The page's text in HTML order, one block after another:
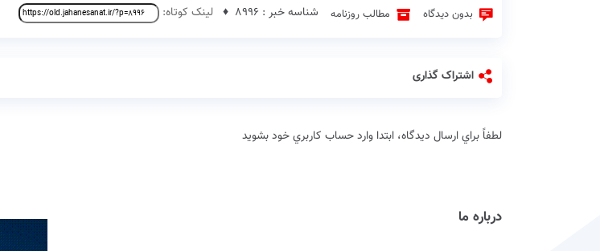
بدون دیدگاه مطالب روزنامه شناسه خبر : 8996 ♦ لینک کوتاه:
اشتراک گذاری
لطفاً براي ارسال دیدگاه، ابتدا وارد حساب كاربري خود بشويد
درباره ما